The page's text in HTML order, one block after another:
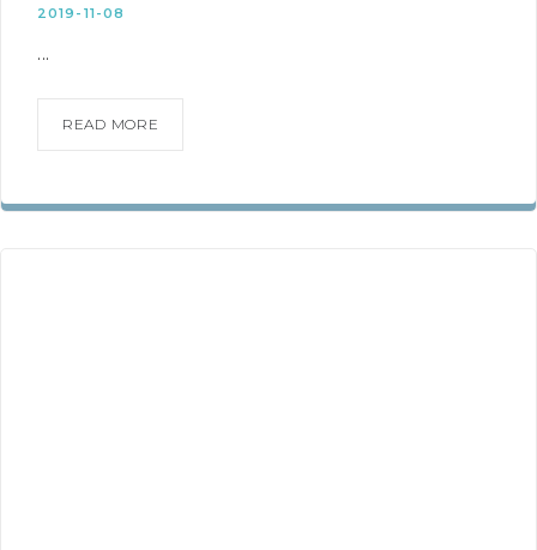
2019-11-08
...
READ MORE